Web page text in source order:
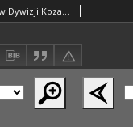
Akta 5-go pułku ułanów Dywizji Kozaków Sułtańskich z dnia 17.06.1856 r.